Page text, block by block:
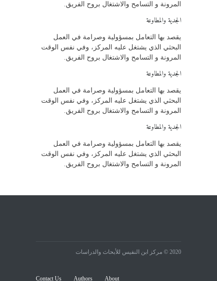
المرونة و التسامح والاشتغال بروح الفريق.
الجدية والمطاوعة
يقصد بها التعامل بمسؤولية وصرامة في العمل
البحثي الذي يشتغل عليه المركز، وفي نفس الوقت
المرونة و التسامح والاشتغال بروح الفريق.
الجدية والمطاوعة
يقصد بها التعامل بمسؤولية وصرامة في العمل
البحثي الذي يشتغل عليه المركز، وفي نفس الوقت
المرونة و التسامح والاشتغال بروح الفريق.
الجدية والمطاوعة
يقصد بها التعامل بمسؤولية وصرامة في العمل
البحثي الذي يشتغل عليه المركز، وفي نفس الوقت
المرونة و التسامح والاشتغال بروح الفريق.
2020 © مركز ابن النفيس للأبحاث والدراسات
About
Authors
Contact Us